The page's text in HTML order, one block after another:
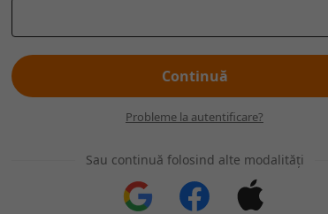
Continuă
Probleme la autentificare?
Sau continuă folosind alte modalități